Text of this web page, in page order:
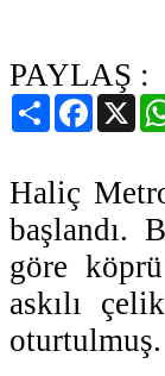
PAYLAŞ :
PaylaşFacebook
X
Haliç
başlandı.
göre
askılı
oturtulmuş.